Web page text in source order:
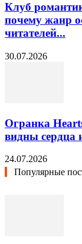
Клуб
почему жанр
читателей...
30.07.2026
Огранка
видны сердца
24.07.2026
Популярные